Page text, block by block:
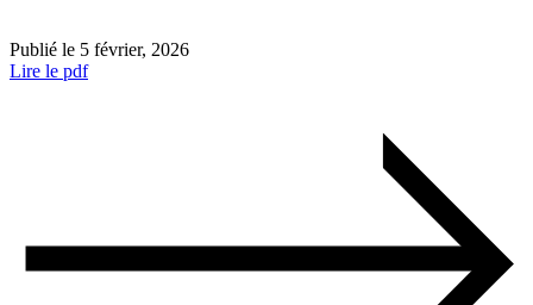
Publié le 5 février, 2026
Lire le pdf